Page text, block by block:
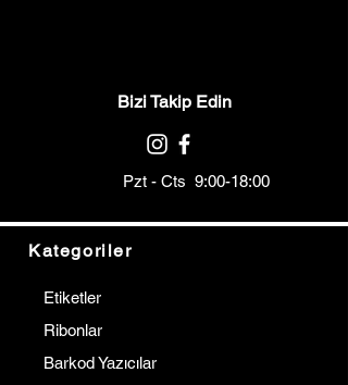
Bizi Takip Edin
Pzt - Cts 9:00-18:00
Kategoriler
Etiketler
Ribonlar
Barkod Yazıcılar